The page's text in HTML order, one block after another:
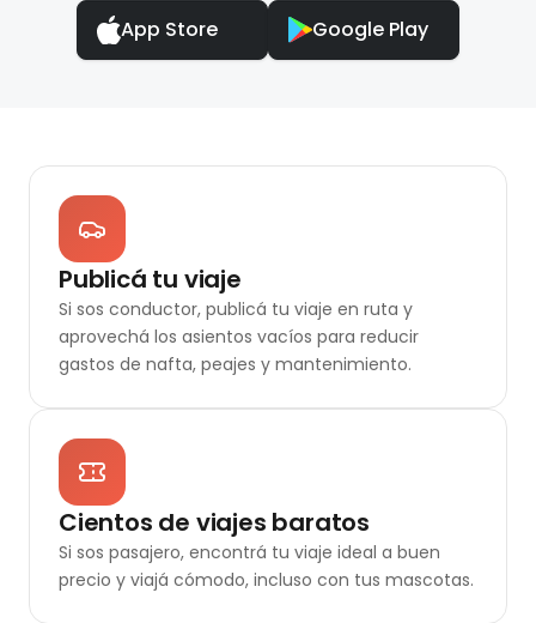
App Store Google Play
Publicá tu viaje
Si sos conductor, publicá tu viaje en ruta y
aprovechá los asientos vacíos para reducir
gastos de nafta, peajes y mantenimiento.
Cientos de viajes baratos
Si sos pasajero, encontrá tu viaje ideal a buen
precio y viajá cómodo, incluso con tus mascotas.